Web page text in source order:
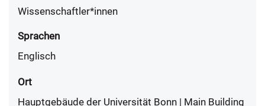
Wissenschaftler*innen
Sprachen
Englisch
Ort
Hauptgebäude der Universität Bonn | Main Building